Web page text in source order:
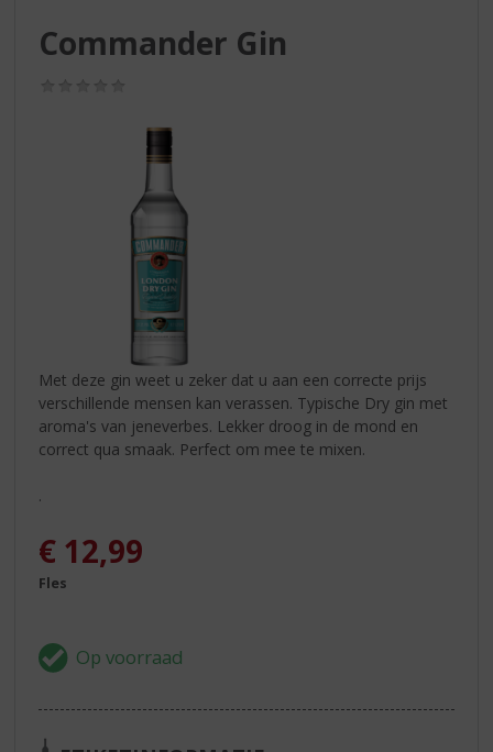
Commander Gin
Met deze gin weet u zeker dat u aan een correcte prijs
verschillende mensen kan verassen. Typische Dry gin met
aroma's van jeneverbes. Lekker droog in de mond en
correct qua smaak. Perfect om mee te mixen.
.
€ 12,99
Fles